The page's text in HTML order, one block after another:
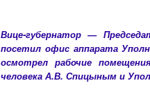
Вице-губернатор —
посетил офис аппарата
осмотрел рабочие
человека А.В. Спицыным и